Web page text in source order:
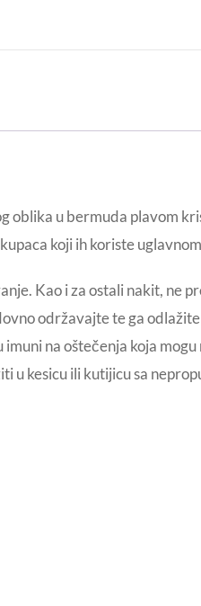
oblika u bermuda plavom
koji ih koriste
Kao i za ostali nakit, ne
održavajte te ga
na oštečenja koja
u kesicu ili kutijicu sa